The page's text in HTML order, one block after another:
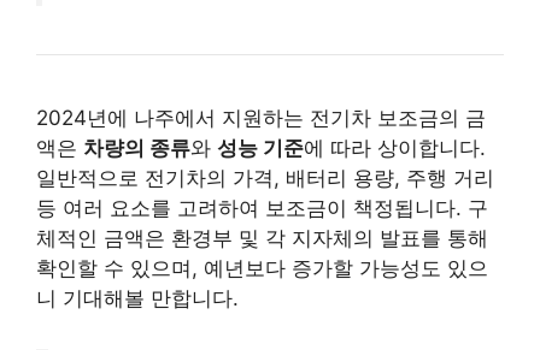
2024년에 나주에서 지원하는 전기차 보조금의 금
액은 차량의 종류와 성능 기준에 따라 상이합니다.
일반적으로 전기차의 가격, 배터리 용량, 주행 거리
등 여러 요소를 고려하여 보조금이 책정됩니다. 구
체적인 금액은 환경부 및 각 지자체의 발표를 통해
확인할 수 있으며, 예년보다 증가할 가능성도 있으
니 기대해볼 만합니다.